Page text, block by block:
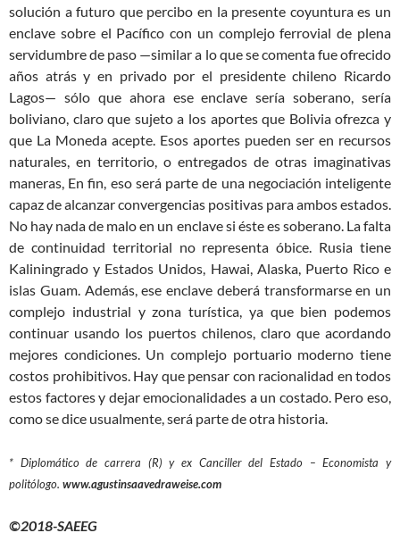
solución a futuro que percibo en la presente coyuntura es un
enclave sobre el Pacífico con un complejo ferrovial de plena
servidumbre de paso —similar a lo que se comenta fue ofrecido
años atrás y en privado por el presidente chileno Ricardo
Lagos— sólo que ahora ese enclave sería soberano, sería
boliviano, claro que sujeto a los aportes que Bolivia ofrezca y
que La Moneda acepte. Esos aportes pueden ser en recursos
naturales, en territorio, o entregados de otras imaginativas
maneras, En fin, eso será parte de una negociación inteligente
capaz de alcanzar convergencias positivas para ambos estados.
No hay nada de malo en un enclave si éste es soberano. La falta
de continuidad territorial no representa óbice. Rusia tiene
Kaliningrado y Estados Unidos, Hawai, Alaska, Puerto Rico e
islas Guam. Además, ese enclave deberá transformarse en un
complejo industrial y zona turística, ya que bien podemos
continuar usando los puertos chilenos, claro que acordando
mejores condiciones. Un complejo portuario moderno tiene
costos prohibitivos. Hay que pensar con racionalidad en todos
estos factores y dejar emocionalidades a un costado. Pero eso,
como se dice usualmente, será parte de otra historia.
* Diplomático de carrera (R) y ex Canciller del Estado – Economista y
politólogo. www.agustinsaavedraweise.com
©2018-SAEEG